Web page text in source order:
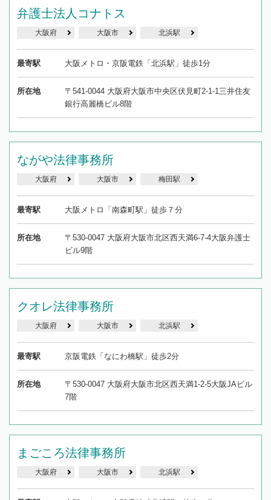
弁護士法人コナトス
大阪府 大阪市 北浜駅
最寄駅 大阪メトロ・京阪電鉄「北浜駅」徒歩1分
所在地
〒541-0044 大阪府大阪市中央区伏見町2-1-1三井住友
銀行高麗橋ビル8階
ながや法律事務所
大阪府 大阪市 梅田駅
最寄駅 大阪メトロ「南森町駅」徒歩７分
所在地
〒530-0047 大阪府大阪市北区西天満6-7-4大阪弁護士
ビル9階
クオレ法律事務所
大阪府 大阪市 北浜駅
最寄駅 京阪電鉄「なにわ橋駅」徒歩2分
所在地
〒530-0047 大阪府大阪市北区西天満1-2-5大阪JAビル
7階
まごころ法律事務所
大阪府 大阪市 北浜駅